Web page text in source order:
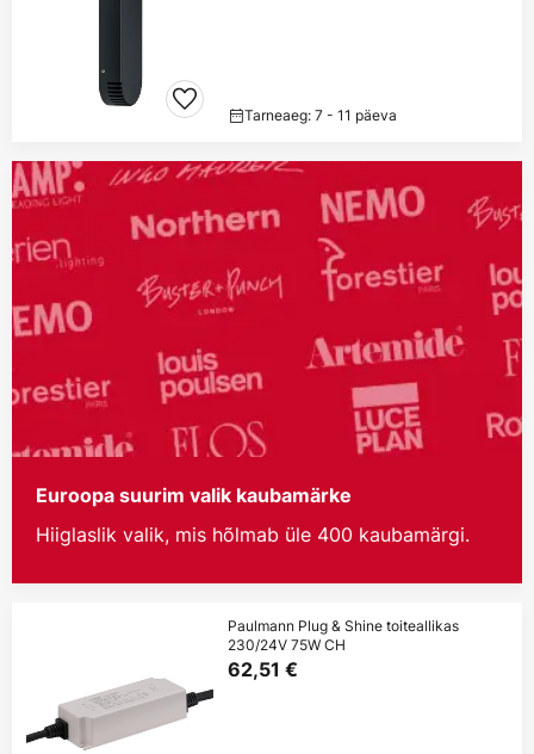
Tarneaeg: 7 - 11 päeva
Euroopa suurim valik kaubamärke
Hiiglaslik valik, mis hõlmab üle 400 kaubamärgi.
Paulmann Plug & Shine toiteallikas
230/24V 75W CH
62,51 €